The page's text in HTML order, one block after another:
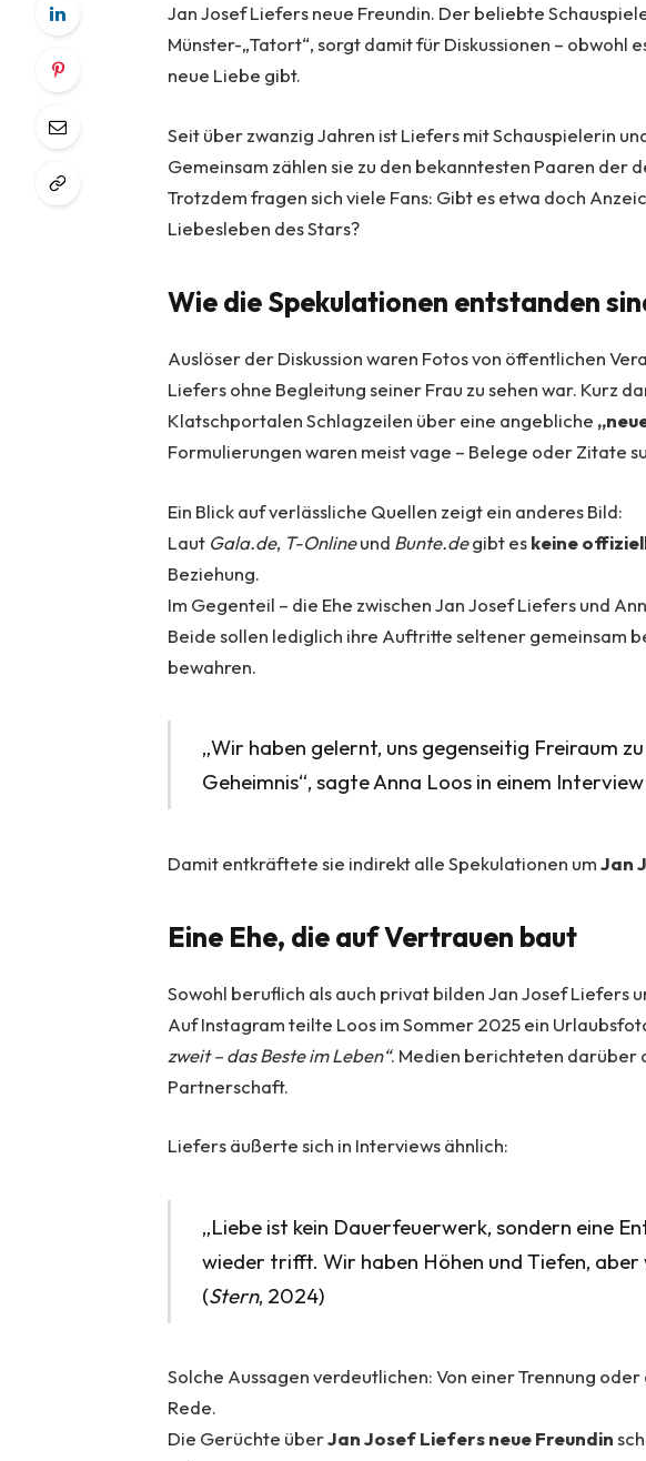
Jan Josef Liefers neue Freundin. Der beliebte
Münster-„Tatort“, sorgt damit für Diskussionen – obwohl
neue Liebe gibt.
Seit über zwanzig Jahren ist Liefers mit Schauspielerin
Gemeinsam zählen sie zu den bekanntesten Paaren der
Trotzdem fragen sich viele Fans: Gibt es etwa doch
Liebesleben des Stars?
Wie die Spekulationen entstanden
Auslöser der Diskussion waren Fotos von öffentlichen
Liefers ohne Begleitung seiner Frau zu sehen war. Kurz
Klatschportalen Schlagzeilen über eine angebliche
Formulierungen waren meist vage – Belege oder Zitate
Ein Blick auf verlässliche Quellen zeigt ein anderes Bild:
Laut Gala.de, T-Onlineund Bunte.degibt eskeine
Beziehung.
Im Gegenteil – die Ehe zwischen Jan Josef Liefers und
Beide sollen lediglich ihre Auftritte seltener gemeinsam
bewahren.
„Wir haben gelernt, uns gegenseitig Freiraum
Geheimnis“, sagte Anna Loos in einem
Damit entkräftete sie indirekt alle Spekulationen umJan
Eine Ehe, die auf Vertrauen baut
Sowohl beruflich als auch privat bilden Jan Josef Liefers
Auf Instagram teilte Loos im Sommer 2025 ein
zweit – das Beste im Leben“. Medien berichteten darüber
Partnerschaft.
Liefers äußerte sich in Interviews ähnlich:
„Liebe ist kein Dauerfeuerwerk, sondern eine
wieder trifft. Wir haben Höhen und Tiefen, aber
(Stern, 2024)
Solche Aussagen verdeutlichen: Von einer Trennung
Rede.
Die Gerüchte überJan Josef Liefers neue Freundin